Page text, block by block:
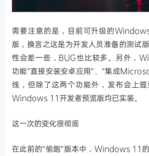
需要注意的是，目前可升级的
版，换言之这是为开发人员准备的测试
性会差一些，BUG也比较多。另外，
功能“直接安装安卓应用”、“集成
线，但除了这两个功能外，发布会上提
Windows 11开发者预览版均已实装。
这一次的变化很彻底
在此前的“偷跑”版本中，Windows 11